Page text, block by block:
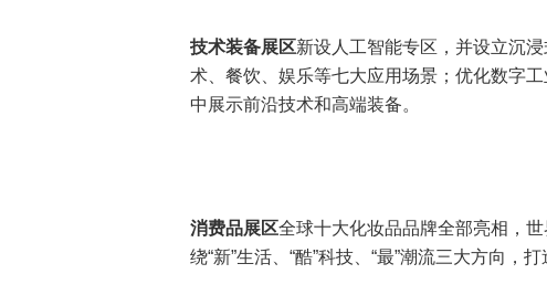
技术装备展区新设人工智能专区，并设立沉
术、餐饮、娱乐等七大应用场景；优化数字
中展示前沿技术和高端装备。
消费品展区全球十大化妆品品牌全部亮相，
绕“新”生活、“酷”科技、“最”潮流三大方向，